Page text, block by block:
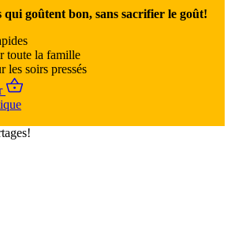
qui goûtent bon, sans sacrifier le goût!
toute la famille
les soirs pressés